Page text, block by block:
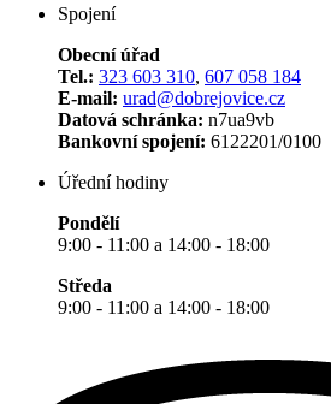
Spojení
Obecní úřad
Tel.: 323 603 310, 607 058 184
E-mail: urad@dobrejovice.cz
Datová schránka: n7ua9vb
Bankovní spojení: 6122201/0100
Úřední hodiny
Pondělí
9:00 - 11:00 a 14:00 - 18:00
Středa
9:00 - 11:00 a 14:00 - 18:00